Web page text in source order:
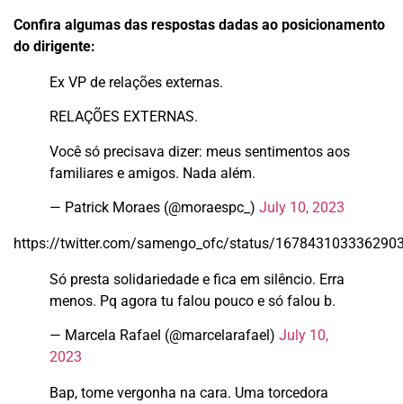
Confira algumas das respostas dadas ao posicionamento
do dirigente:
Ex VP de relações externas.
RELAÇÕES EXTERNAS.
Você só precisava dizer: meus sentimentos aos
familiares e amigos. Nada além.
— Patrick Moraes (@moraespc_) July 10, 2023
https://twitter.com/samengo_ofc/status/
Só presta solidariedade e fica em silêncio. Erra
menos. Pq agora tu falou pouco e só falou b.
— Marcela Rafael (@marcelarafael) July 10,
2023
Bap, tome vergonha na cara. Uma torcedora